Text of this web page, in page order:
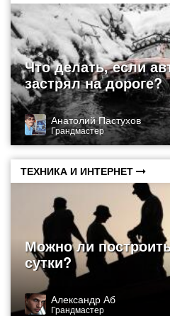
Что делать, если
застрял на дороге?
Анатолий Пастухов
Грандмастер
ТЕХНИКА И ИНТЕРНЕТ
Можно ли
сутки?
Александр Аб
Грандмастер